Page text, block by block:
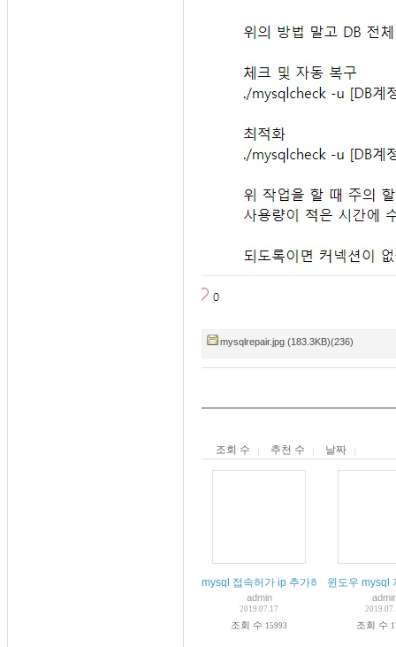
mysqlrepair.jpg (183.3KB)(236)
조회 수 추천 수 날짜
mysql 접속허가 ip 추가하기 간단하게 쉽
admin
2019.07.17
조회 수 15993
윈도우 mysql
조회 수